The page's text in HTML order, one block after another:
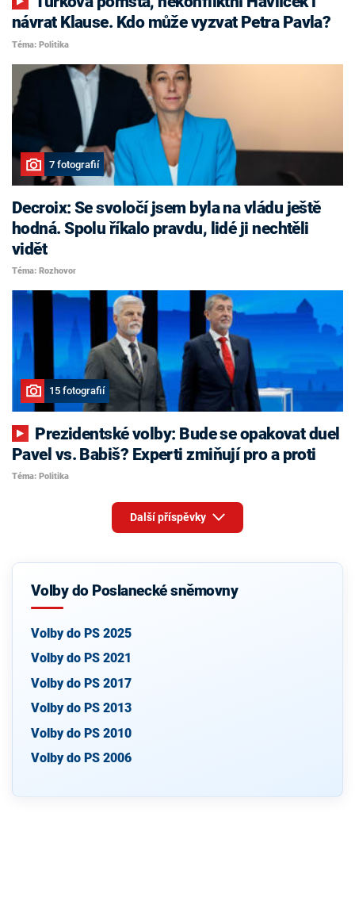
návrat Klause. Kdo může vyzvat Petra Pavla?
Téma: Politika
7 fotografií
Decroix: Se svoločí jsem byla na vládu ještě
hodná. Spolu říkalo pravdu, lidé ji nechtěli
vidět
Téma: Rozhovor
15 fotografií
Pavel vs. Babiš? Experti zmiňují pro a proti
Téma: Politika
Další příspěvky
Volby do Poslanecké sněmovny
Volby do PS 2025
Volby do PS 2021
Volby do PS 2017
Volby do PS 2013
Volby do PS 2010
Volby do PS 2006